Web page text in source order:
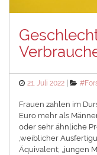
Posted
21. Juli 2022
Frauen zahlen im
Euro mehr als
oder sehr ähnliche
‚weiblicher
Äquivalent; „jungen